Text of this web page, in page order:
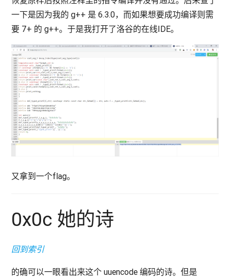
一下是因为我的 g++ 是 6.3.0，而如果想要成功编译则需
要 7+ 的 g++。于是我打开了洛谷的在线IDE。
又拿到一个flag。
0x0c 她的诗
回到索引
的确可以一眼看出来这个 uuencode 编码的诗。但是